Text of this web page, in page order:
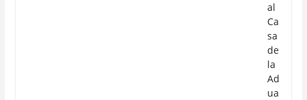
al
Ca
sa
de
la
Ad
ua